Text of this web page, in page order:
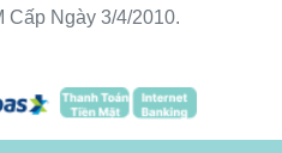
Ngày 3/4/2010.